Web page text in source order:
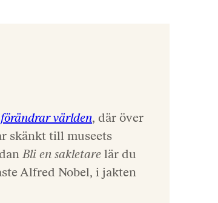
världen, där över
skänkt till museets
Bli en sakletare lär du
Alfred Nobel, i jakten